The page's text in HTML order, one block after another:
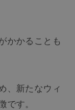
かかることも
、新たなウィ
す。